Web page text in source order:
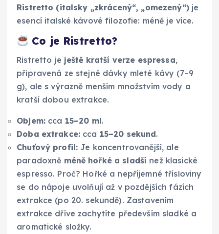
Ristretto (italsky „zkrácený“, „omezený“)je
esencí italské kávové filozofie: méně je více.
Co je Ristretto?
Ristretto je ještě kratší verze espressa,
připravená ze stejné dávky mleté kávy (7–9
g), ale s výrazně menším množstvím vody a
kratší dobou extrakce.
Objem:cca 15–20 ml.
Doba extrakce: cca 15–20 sekund.
Chuťový profil: Je koncentrovanější, ale
paradoxně méně hořké a sladší než klasické
espresso. Proč? Hořké a nepříjemné třísloviny
se do nápoje uvolňují až v pozdějších fázích
extrakce (po 20. sekundě). Zastavením
extrakce dříve zachytíte především sladké a
aromatické složky.